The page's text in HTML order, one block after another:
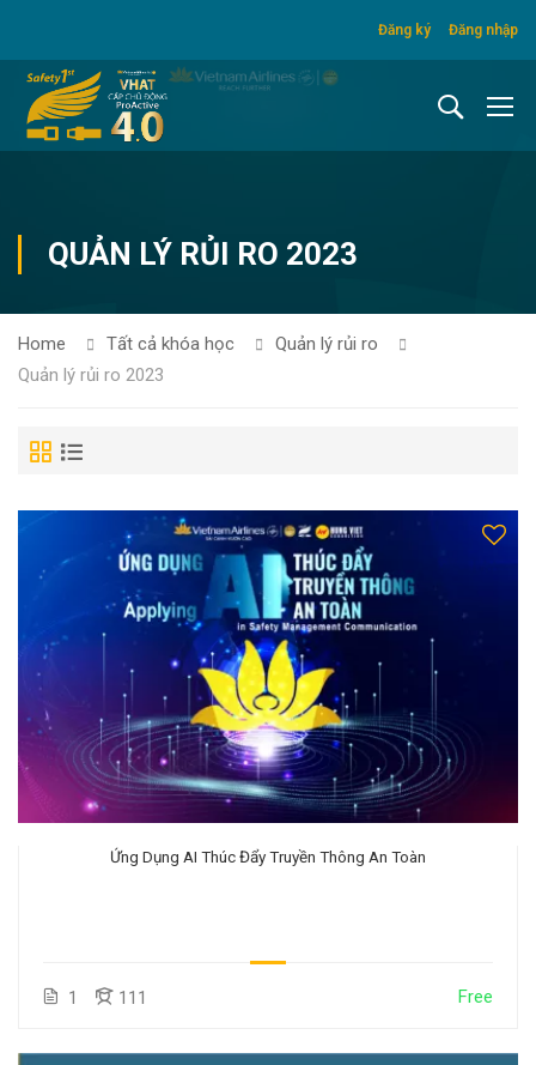
Đăng ký Đăng nhập
QUẢN LÝ RỦI RO 2023
Home Tất cả khóa học
Quản lý rủi ro
Quản lý rủi ro 2023
Ứng Dụng AI Thúc Đẩy Truyền Thông An Toàn
1 111 Free